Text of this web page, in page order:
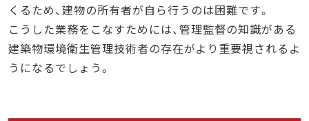
くるため、建物の所有者が自ら行うのは困難です。
こうした業務をこなすためには、管理監督の知識がある
建築物環境衛生管理技術者の存在がより重要視されるよ
うになるでしょう。